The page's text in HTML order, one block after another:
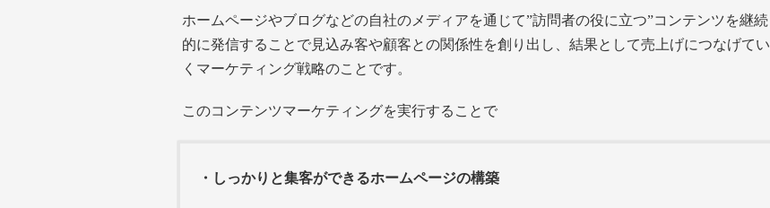
ホームページやブログなどの自社のメディアを通じて”訪問者の役に立つ”コンテンツを継続
的に発信することで見込み客や顧客との関係性を創り出し、結果として売上げにつなげてい
くマーケティング戦略のことです。
このコンテンツマーケティングを実行することで
・しっかりと集客ができるホームページの構築